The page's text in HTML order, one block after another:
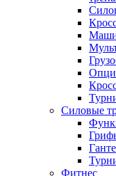
Силовые
Фитнес